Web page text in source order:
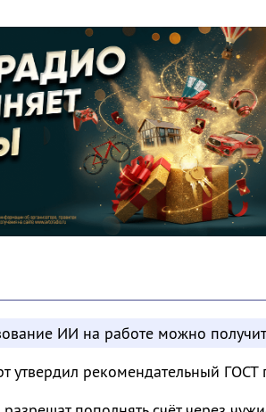
ИИ на работе можно
утвердил рекомендательный